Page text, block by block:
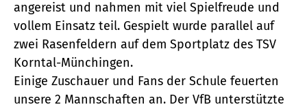
angereist und nahmen mit viel Spielfreude und
vollem Einsatz teil. Gespielt wurde parallel auf
zwei Rasenfeldern auf dem Sportplatz des TSV
Korntal-Münchingen.
Einige Zuschauer und Fans der Schule feuerten
unsere 2 Mannschaften an. Der VfB unterstützte